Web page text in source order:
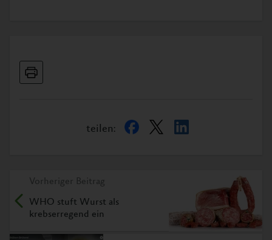
teilen:
Vorheriger Beitrag
WHO stuft Wurst als
krebserregend ein